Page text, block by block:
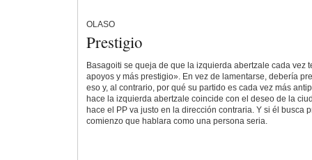
OLASO
Prestigio
Basagoiti se queja de que la izquierda abertzale cada vez
apoyos y más prestigio». En vez de lamentarse, debería
eso y, al contrario, por qué su partido es cada vez más
hace la izquierda abertzale coincide con el deseo de la
hace el PP va justo en la dirección contraria. Y si él busca
comienzo que hablara como una persona seria.